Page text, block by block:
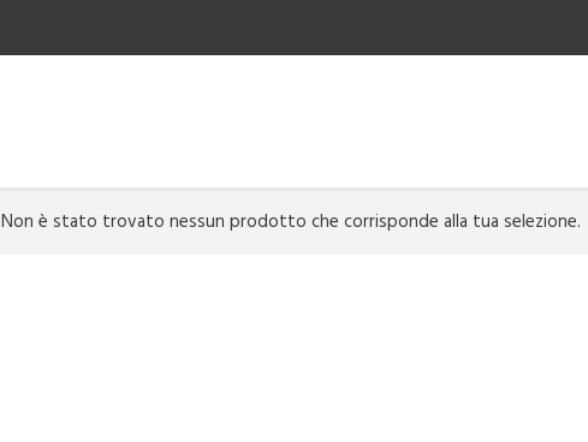
Non è stato trovato nessun prodotto che corrisponde alla tua selezione.